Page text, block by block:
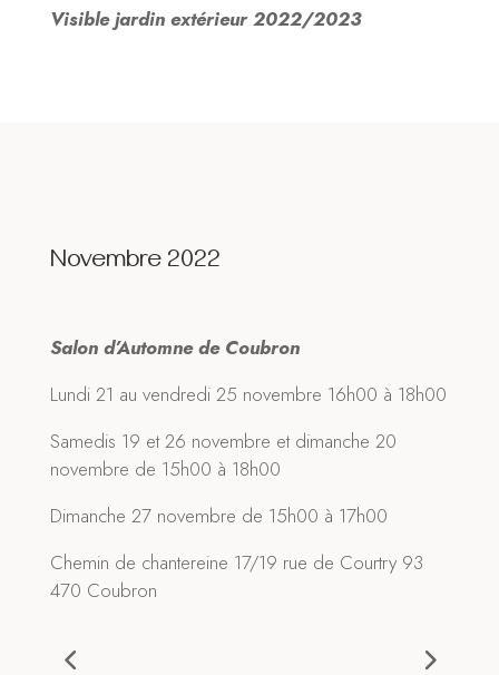
Visible jardin extérieur 2022/2023
Novembre 2022
Salon d’Automne de Coubron
Lundi 21 au vendredi 25 novembre 16h00 à 18h00
Samedis 19 et 26 novembre et dimanche 20
novembre de 15h00 à 18h00
Dimanche 27 novembre de 15h00 à 17h00
Chemin de chantereine 17/19 rue de Courtry 93
470 Coubron